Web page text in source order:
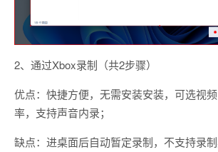
2、通过Xbox录制（共2步骤）
优点：快捷方便，无需安装安装，可选视
率，支持声音内录；
缺点：进桌面后自动暂定录制，不支持录